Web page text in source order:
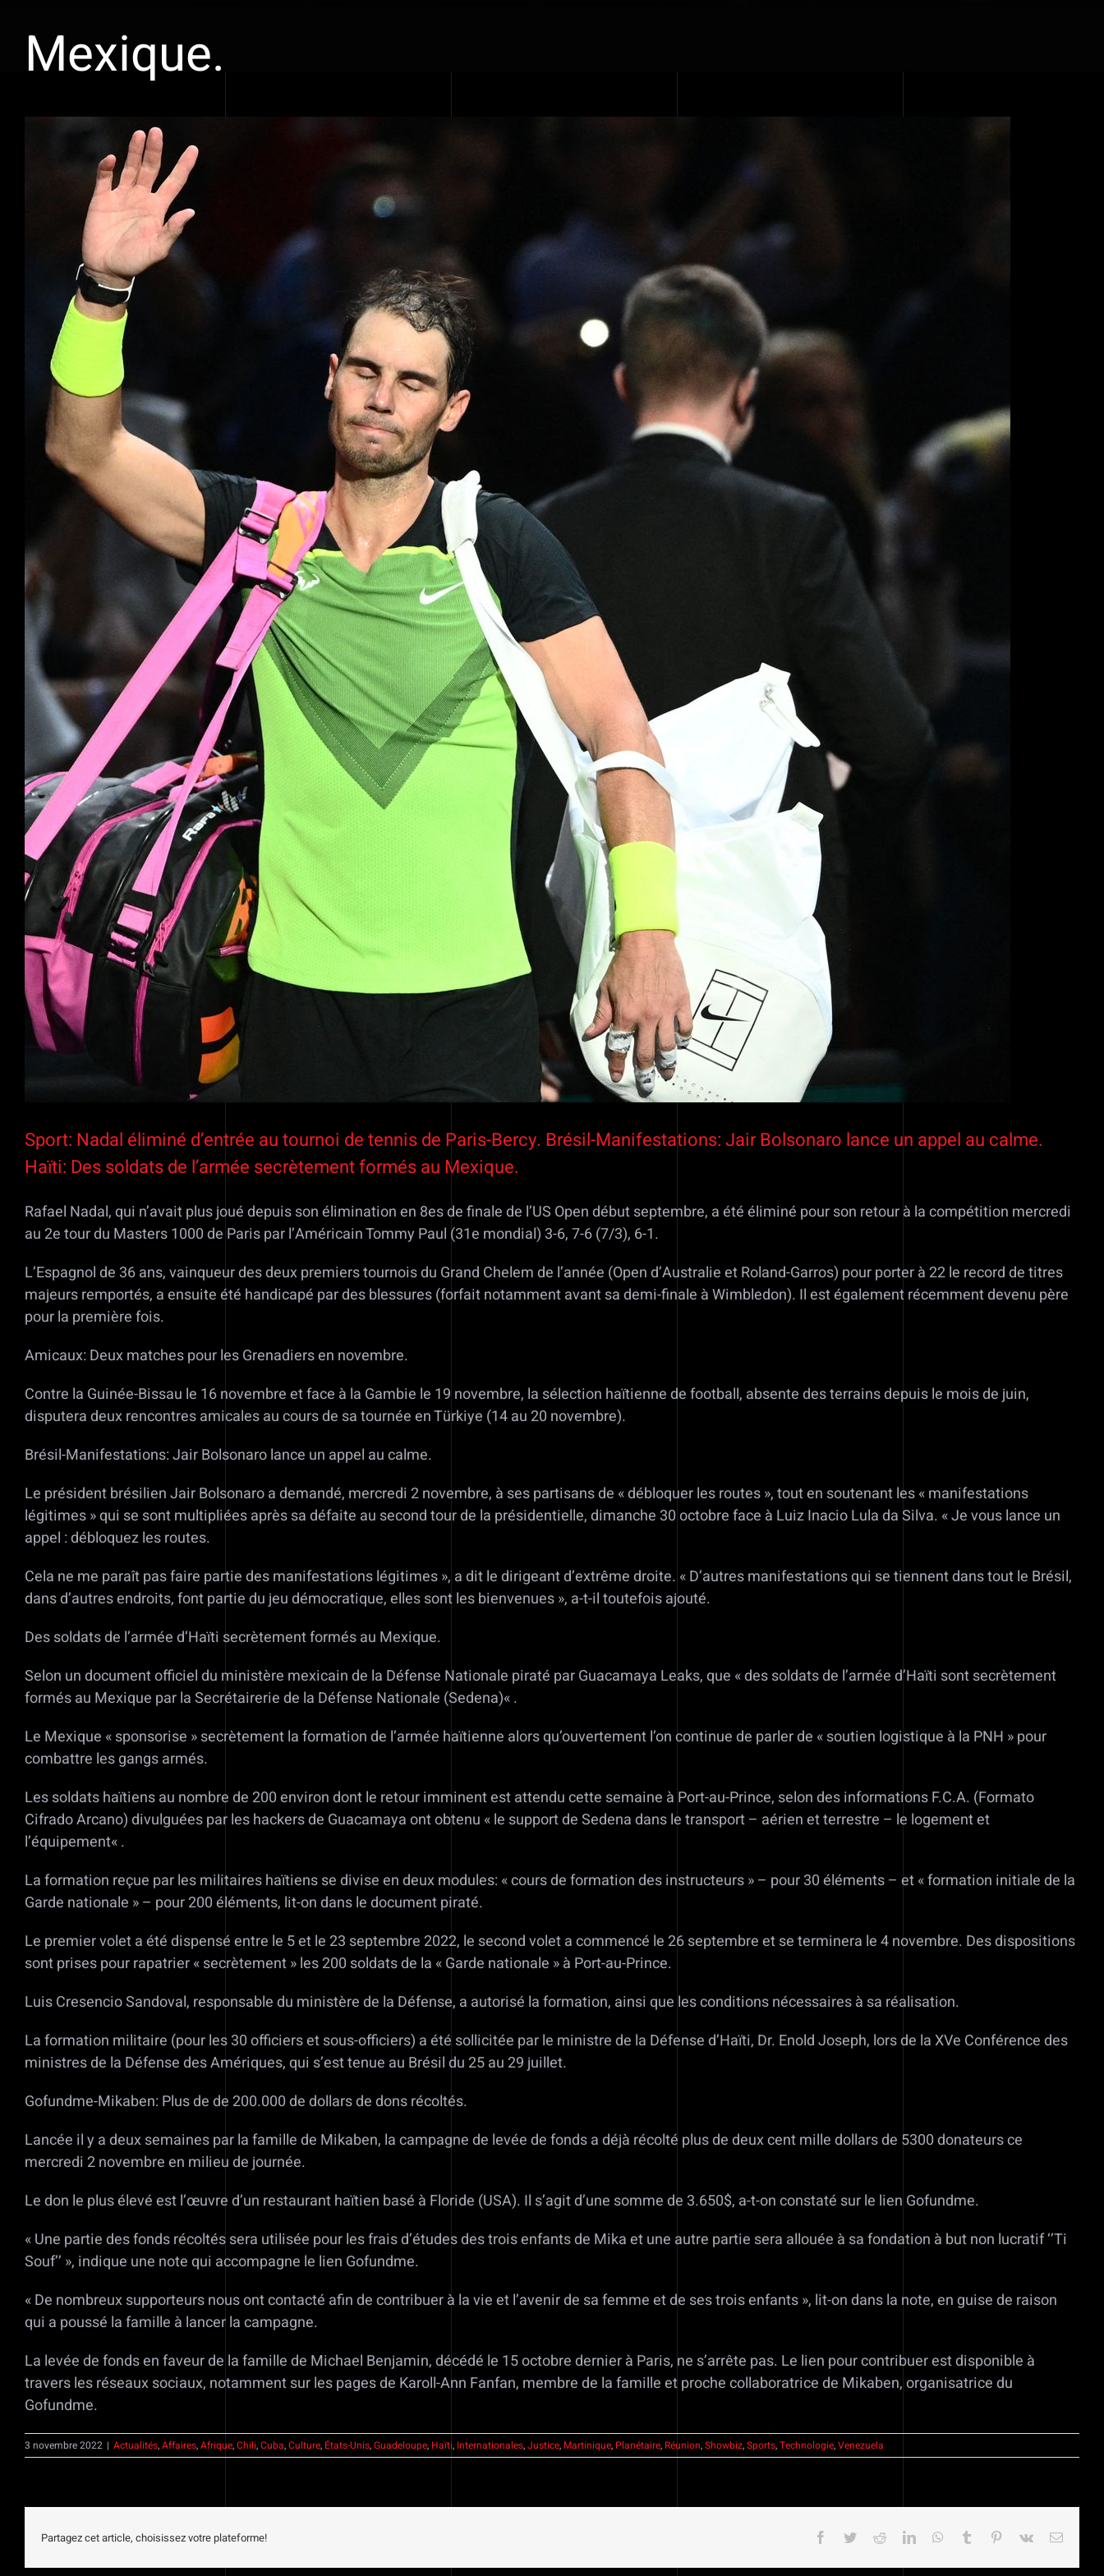
Mexique.
Sport: Nadal éliminé d’entrée au tournoi de tennis de Paris-Bercy. Brésil-Manifestations: Jair Bolsonaro lance un appel au calme.
Haïti: Des soldats de l’armée secrètement formés au Mexique.
Rafael Nadal, qui n’avait plus joué depuis son élimination en 8es de finale de l’US Open début septembre, a été éliminé pour son retour à la compétition mercredi
au 2e tour du Masters 1000 de Paris par l’Américain Tommy Paul (31e mondial) 3-6, 7-6 (7/3), 6-1.
L’Espagnol de 36 ans, vainqueur des deux premiers tournois du Grand Chelem de l’année (Open d’Australie et Roland-Garros) pour porter à 22 le record de titres
majeurs remportés, a ensuite été handicapé par des blessures (forfait notamment avant sa demi-finale à Wimbledon). Il est également récemment devenu père
pour la première fois.
Amicaux: Deux matches pour les Grenadiers en novembre.
Contre la Guinée-Bissau le 16 novembre et face à la Gambie le 19 novembre, la sélection haïtienne de football, absente des terrains depuis le mois de juin,
disputera deux rencontres amicales au cours de sa tournée en Türkiye (14 au 20 novembre).
Brésil-Manifestations: Jair Bolsonaro lance un appel au calme.
Le président brésilien Jair Bolsonaro a demandé, mercredi 2 novembre, à ses partisans de « débloquer les routes », tout en soutenant les « manifestations
légitimes » qui se sont multipliées après sa défaite au second tour de la présidentielle, dimanche 30 octobre face à Luiz Inacio Lula da Silva. « Je vous lance un
appel : débloquez les routes.
Cela ne me paraît pas faire partie des manifestations légitimes », a dit le dirigeant d’extrême droite. « D’autres manifestations qui se tiennent dans tout le Brésil,
dans d’autres endroits, font partie du jeu démocratique, elles sont les bienvenues », a-t-il toutefois ajouté.
Des soldats de l’armée d’Haïti secrètement formés au Mexique.
Selon un document officiel du ministère mexicain de la Défense Nationale piraté par Guacamaya Leaks, que « des soldats de l’armée d’Haïti sont secrètement
formés au Mexique par la Secrétairerie de la Défense Nationale (Sedena)« .
Le Mexique « sponsorise » secrètement la formation de l’armée haïtienne alors qu’ouvertement l’on continue de parler de « soutien logistique à la PNH » pour
combattre les gangs armés.
Les soldats haïtiens au nombre de 200 environ dont le retour imminent est attendu cette semaine à Port-au-Prince, selon des informations F.C.A. (Formato
Cifrado Arcano) divulguées par les hackers de Guacamaya ont obtenu « le support de Sedena dans le transport – aérien et terrestre – le logement et
l’équipement« .
La formation reçue par les militaires haïtiens se divise en deux modules: « cours de formation des instructeurs » – pour 30 éléments – et « formation initiale de la
Garde nationale » – pour 200 éléments, lit-on dans le document piraté.
Le premier volet a été dispensé entre le 5 et le 23 septembre 2022, le second volet a commencé le 26 septembre et se terminera le 4 novembre. Des dispositions
sont prises pour rapatrier « secrètement » les 200 soldats de la « Garde nationale » à Port-au-Prince.
Luis Cresencio Sandoval, responsable du ministère de la Défense, a autorisé la formation, ainsi que les conditions nécessaires à sa réalisation.
La formation militaire (pour les 30 officiers et sous-officiers) a été sollicitée par le ministre de la Défense d’Haïti, Dr. Enold Joseph, lors de la XVe Conférence des
ministres de la Défense des Amériques, qui s’est tenue au Brésil du 25 au 29 juillet.
Gofundme-Mikaben: Plus de de 200.000 de dollars de dons récoltés.
Lancée il y a deux semaines par la famille de Mikaben, la campagne de levée de fonds a déjà récolté plus de deux cent mille dollars de 5300 donateurs ce
mercredi 2 novembre en milieu de journée.
Le don le plus élevé est l’œuvre d’un restaurant haïtien basé à Floride (USA). Il s’agit d’une somme de 3.650$, a-t-on constaté sur le lien Gofundme.
« Une partie des fonds récoltés sera utilisée pour les frais d’études des trois enfants de Mika et une autre partie sera allouée à sa fondation à but non lucratif ‘’Ti
Souf’’ », indique une note qui accompagne le lien Gofundme.
« De nombreux supporteurs nous ont contacté afin de contribuer à la vie et l’avenir de sa femme et de ses trois enfants », lit-on dans la note, en guise de raison
qui a poussé la famille à lancer la campagne.
La levée de fonds en faveur de la famille de Michael Benjamin, décédé le 15 octobre dernier à Paris, ne s’arrête pas. Le lien pour contribuer est disponible à
travers les réseaux sociaux, notamment sur les pages de Karoll-Ann Fanfan, membre de la famille et proche collaboratrice de Mikaben, organisatrice du
Gofundme.
3 novembre 2022 | Actualités,Affaires,Afrique,Chili,Cuba,Culture, États-Unis,Guadeloupe, Haïti, Internationales,Justice, Martinique, Planétaire, Réunion,Showbiz,Sports,Technologie,Venezuela
Partagez cet article, choisissez votre plateforme! Facebook
TwitterRedditLinkedInWhatsApp
Tumblr Pinterest
Vk Email